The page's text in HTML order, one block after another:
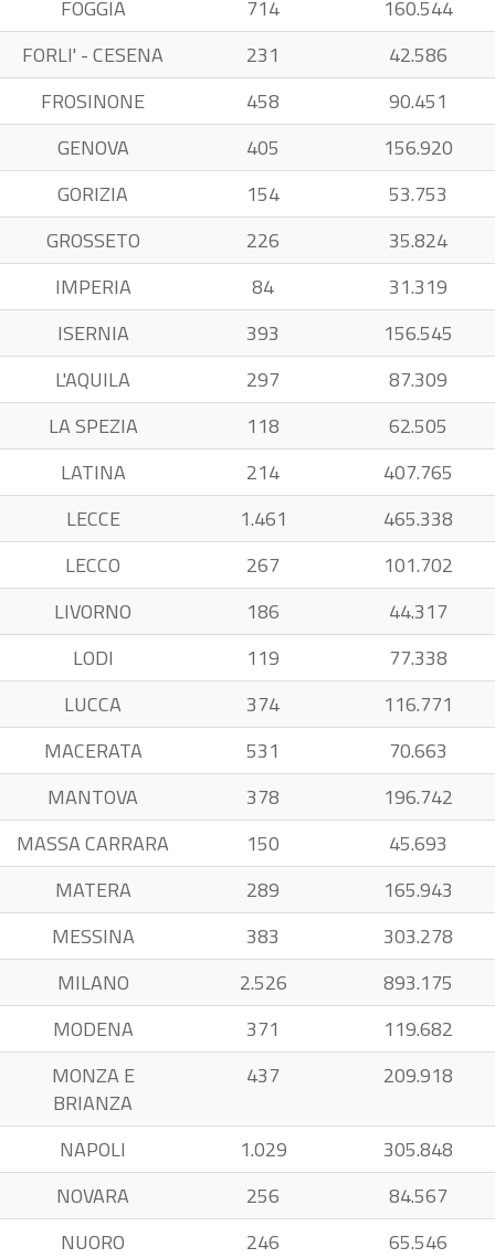
FOGGIA 714
160.544
FORLI' - CESENA
231
42.586
FROSINONE
458
90.451
GENOVA
405
156.920
GORIZIA
154
53.753
GROSSETO
226
35.824
IMPERIA
84
31.319
ISERNIA
393
156.545
L'AQUILA
297
87.309
LA SPEZIA
118
62.505
LATINA
214
407.765
LECCE
1.461
465.338
LECCO
267
101.702
LIVORNO
186
44.317
LODI
119
77.338
LUCCA
374
116.771
MACERATA
531
70.663
MANTOVA
378
196.742
MASSA CARRARA
150
45.693
MATERA
289
165.943
MESSINA
383
303.278
MILANO
2.526
893.175
MODENA
371
119.682
MONZA E
BRIANZA
437 209.918
NAPOLI 1.029
305.848
NOVARA
256
84.567
NUORO
246
65.546